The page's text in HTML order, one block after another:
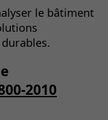
le bâtiment
2010